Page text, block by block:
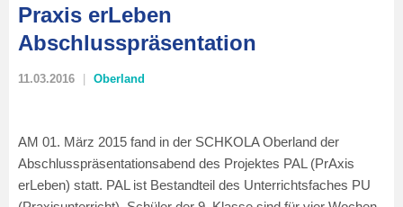
Praxis erLeben
Abschlusspräsentation
11.03.2016 Oberland
AM 01. März 2015 fand in der SCHKOLA Oberland der
Abschlusspräsentationsabend des Projektes PAL (PrAxis
erLeben) statt. PAL ist Bestandteil des Unterrichtsfaches PU